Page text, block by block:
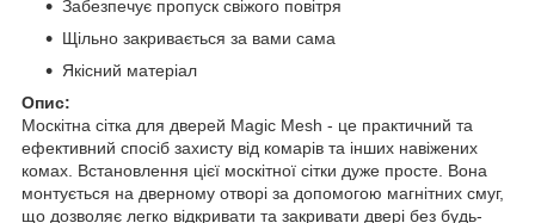
Забезпечує пропуск свіжого повітря
Щільно закривається за вами сама
Якісний матеріал
Опис:
Москітна сітка для дверей Magic Mesh - це практичний та
ефективний спосіб захисту від комарів та інших навіжених
комах. Встановлення цієї москітної сітки дуже просте. Вона
монтується на дверному отворі за допомогою магнітних смуг,
що дозволяє легко відкривати та закривати двері без будь-